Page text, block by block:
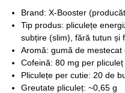
Brand: X-Booster
Tip produs: pliculețe
subțire (slim), fără tutun și
Aromă: gumă de mestecat
Cofeină: 80 mg per pliculeț
Pliculețe per cutie: 20 de
Greutate pliculeț: ~0,65 g